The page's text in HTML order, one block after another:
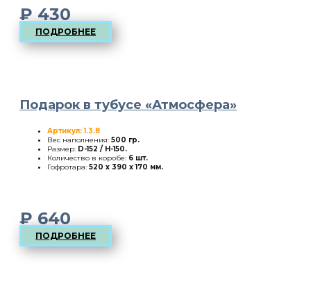
₽430
ПОДРОБНЕЕ
Подарок в тубусе «Атмосфера»
Артикул: 1.3.8
Вес наполнения: 500 гр.
Размер: D-152 / H-150.
Количество в коробе: 6 шт.
Гофротара: 520 х 390 х 170 мм.
₽640
ПОДРОБНЕЕ